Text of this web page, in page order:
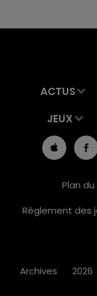
ACTUS
JEUX
Plan
Règlement des
Archives 2026